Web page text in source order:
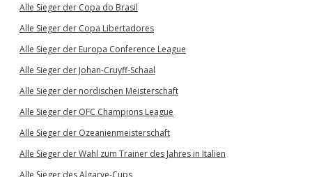
Alle Sieger der Copa do Brasil
Alle Sieger der Copa Libertadores
Alle Sieger der Europa Conference League
Alle Sieger der Johan-Cruyff-Schaal
Alle Sieger der nordischen Meisterschaft
Alle Sieger der OFC Champions League
Alle Sieger der Ozeanienmeisterschaft
Alle Sieger der Wahl zum Trainer des Jahres in Italien
Alle Sieger des Algarve-Cups